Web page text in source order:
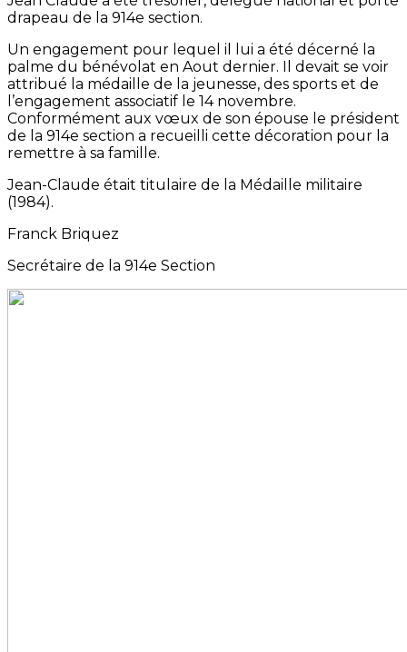
drapeau de la 914e section.
Un engagement pour lequel il lui a été décerné la
palme du bénévolat en Aout dernier. Il devait se voir
attribué la médaille de la jeunesse, des sports et de
l’engagement associatif le 14 novembre.
Conformément aux vœux de son épouse le président
de la 914e section a recueilli cette décoration pour la
remettre à sa famille.
Jean-Claude était titulaire de la Médaille militaire
(1984).
Franck Briquez
Secrétaire de la 914e Section